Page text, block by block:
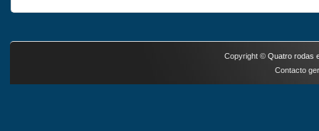
Copyright © Quatro rodas
Contacto